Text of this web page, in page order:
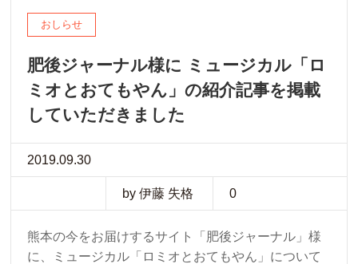
おしらせ
肥後ジャーナル様に ミュージカル「ロ
ミオとおてもやん」の紹介記事を掲載
していただきました
2019.09.30
by 伊藤 失格 0
熊本の今をお届けするサイト「肥後ジャーナル」様
に、ミュージカル「ロミオとおてもやん」について